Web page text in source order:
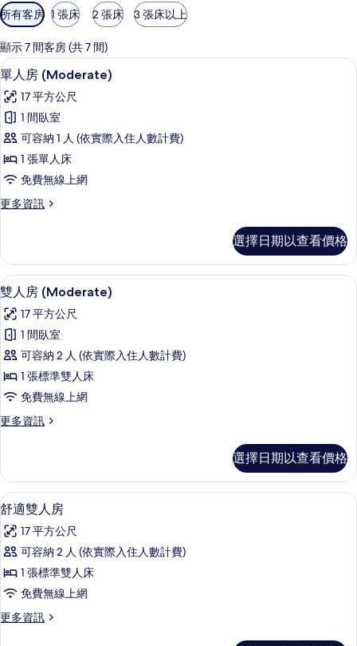
可
用
的
客
房
篩
選
條
所有客房 1 張床 2 張床 3 張床以上
顯示 7 間客房 (共 7 間)
顯
示
單
人
房
(Moderate)
的
所
相
片
單人房 (Moderate) | 1 間臥室、隔音
6
單人房 (Moderate)
17 平方公尺
1 間臥室
可容納 1 人 (依實際入住人數計費)
1 張單人床
免費無線上網
更多資訊
更
房
(Moderate)
的
情
選擇日期以查看價格
顯
示
雙
人
房
(Moderate)
的
所
相
片
雙人房 (Moderate) | 1 間臥室、隔音
7
雙人房 (Moderate)
17 平方公尺
1 間臥室
可容納 2 人 (依實際入住人數計費)
1 張標準雙人床
免費無線上網
更多資訊
更
房
(Moderate)
的
情
選擇日期以查看價格
顯
示
舒
適
雙
房
舒適雙人房 | 1 間臥室、隔音、熨斗/
8
舒適雙人房
17 平方公尺
可容納 2 人 (依實際入住人數計費)
1 張標準雙人床
免費無線上網
更多資訊
更